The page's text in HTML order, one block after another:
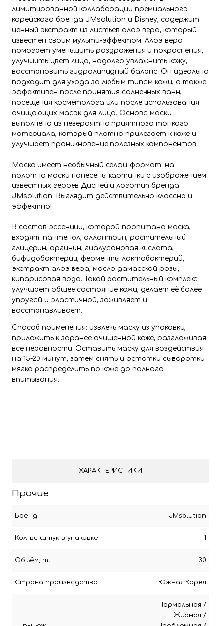
лимитированной коллаборации премиального
корейского бренда JMsolution и Disney, содержит
ценный экстракт из листьев алоэ вера, который
известен своим мульти-эффектом. Алоэ вера
помогает уменьшить раздражения и покраснения,
улучшить цвет лица, надолго увлажнить кожу,
восстановить гидролипидный баланс. Он идеально
подходит для ухода за любым типом кожи, а также
эффективен после принятия солнечных ванн,
посещения косметолога или после использования
очищающих масок для лица. Основа маски
выполнена из невероятно приятного тонкого
материала, который плотно прилегает к коже и
улучшает проникновение полезных компонентов.
Маска имеет необычный селфи-формат: на
полотно маски нанесены картинки с изображением
известных героев Дисней и логотип бренда
JMsolution. Выглядит действительно классно и
эффектно!
В состав эссенции, которой пропитана маска,
входят: пантенол, аллантоин, растительный
глицерин, аргинин, гиалуроновая кислота,
бифидобактерии, ферменты лактобактерий,
экстракт алоэ вера, масло дамасской розы,
кипарисовая вода. Такой растительный комплекс
улучшает общее состояние кожи, делает её более
упругой и эластичной, заживляет и
восстанавливает.
Способ применения: извлечь маску из упаковки,
приложить к заранее очищенной коже, разглаживая
все неровности. Оставить маску для воздействия
на 15-20 минут, затем снять и остатки сыворотки
мягко распределить по коже до полного
впитывания.
ХАРАКТЕРИСТИКИ
Прочие
Бренд JMsolution
Кол-во штук в упаковке 1
Объём, ml 30
Страна производства Южная Корея
Нормальная /
Жирная /